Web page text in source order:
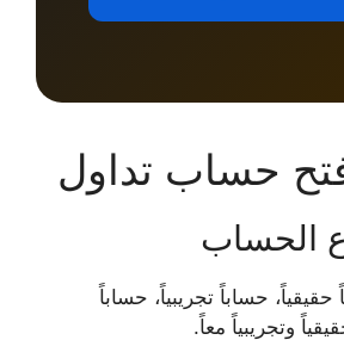
حساب تداول
حساباً تجريبياً، حساباً
وتجريبياً معاً.